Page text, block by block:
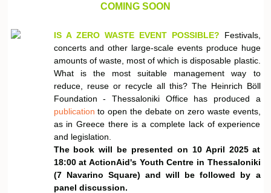
COMING SOON
IS A ZERO WASTE EVENT POSSIBLE? Festivals,
concerts and other large-scale events produce huge
amounts of waste, most of which is disposable plastic.
What is the most suitable management way to
reduce, reuse or recycle all this? The Heinrich Böll
Foundation - Thessaloniki Office has produced a
publication to open the debate on zero waste events,
as in Greece there is a complete lack of experience
and legislation.
The book will be presented on 10 April 2025 at
18:00 at ActionAid's Youth Centre in Thessaloniki
(7 Navarino Square) and will be followed by a
panel discussion.